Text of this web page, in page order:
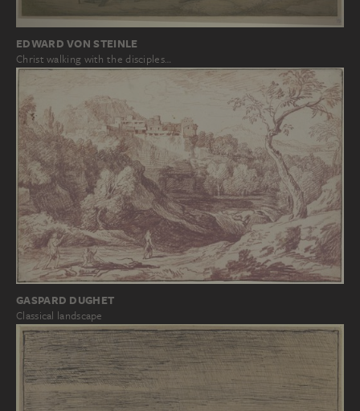
EDWARD VON STEINLE
Christ walking with the disciples…
GASPARD DUGHET
Classical landscape